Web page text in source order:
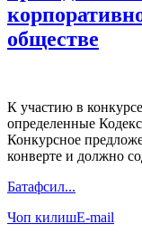
обществе
К участию в
определенные
Конкурсное
конверте и должно
Батафсил...
Чоп килишE-mail